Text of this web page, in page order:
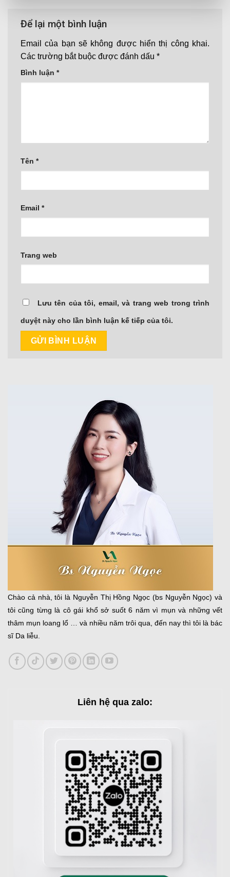
Để lại một bình luận
Email của bạn sẽ không được hiển thị công khai.
Các trường bắt buộc được đánh dấu *
Bình luận *
Tên *
Email *
Trang web
Lưu tên của tôi, email, và trang web trong trình
duyệt này cho lần bình luận kế tiếp của tôi.
Chào cả nhà, tôi là Nguyễn Thị Hồng Ngọc (bs Nguyễn Ngọc) và
tôi cũng từng là cô gái khổ sở suốt 6 năm vì mụn và những vết
thâm mụn loang lổ … và nhiều năm trôi qua, đến nay thì tôi là bác
sĩ Da liễu.
Liên hệ qua zalo: